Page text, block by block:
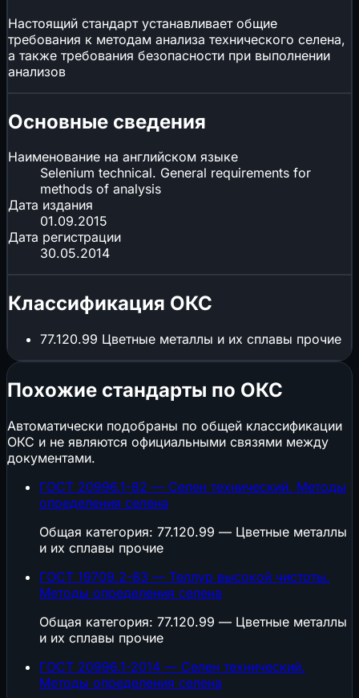
Настоящий стандарт устанавливает общие
требования к методам анализа технического селена,
а также требования безопасности при выполнении
анализов
Основные сведения
Наименование на английском языке
Selenium technical. General requirements for
methods of analysis
Дата издания
01.09.2015
Дата регистрации
30.05.2014
Классификация ОКС
77.120.99 Цветные металлы и их сплавы прочие
Похожие стандарты по ОКС
Автоматически подобраны по общей классификации
ОКС и не являются официальными связями между
документами.
ГОСТ 20996.1-82 — Селен технический. Методы
определения селена
Общая категория: 77.120.99 — Цветные металлы
и их сплавы прочие
ГОСТ 19709.2-83 — Теллур высокой чистоты.
Методы определения селена
Общая категория: 77.120.99 — Цветные металлы
и их сплавы прочие
ГОСТ 20996.1-2014 — Селен технический.
Методы определения селена